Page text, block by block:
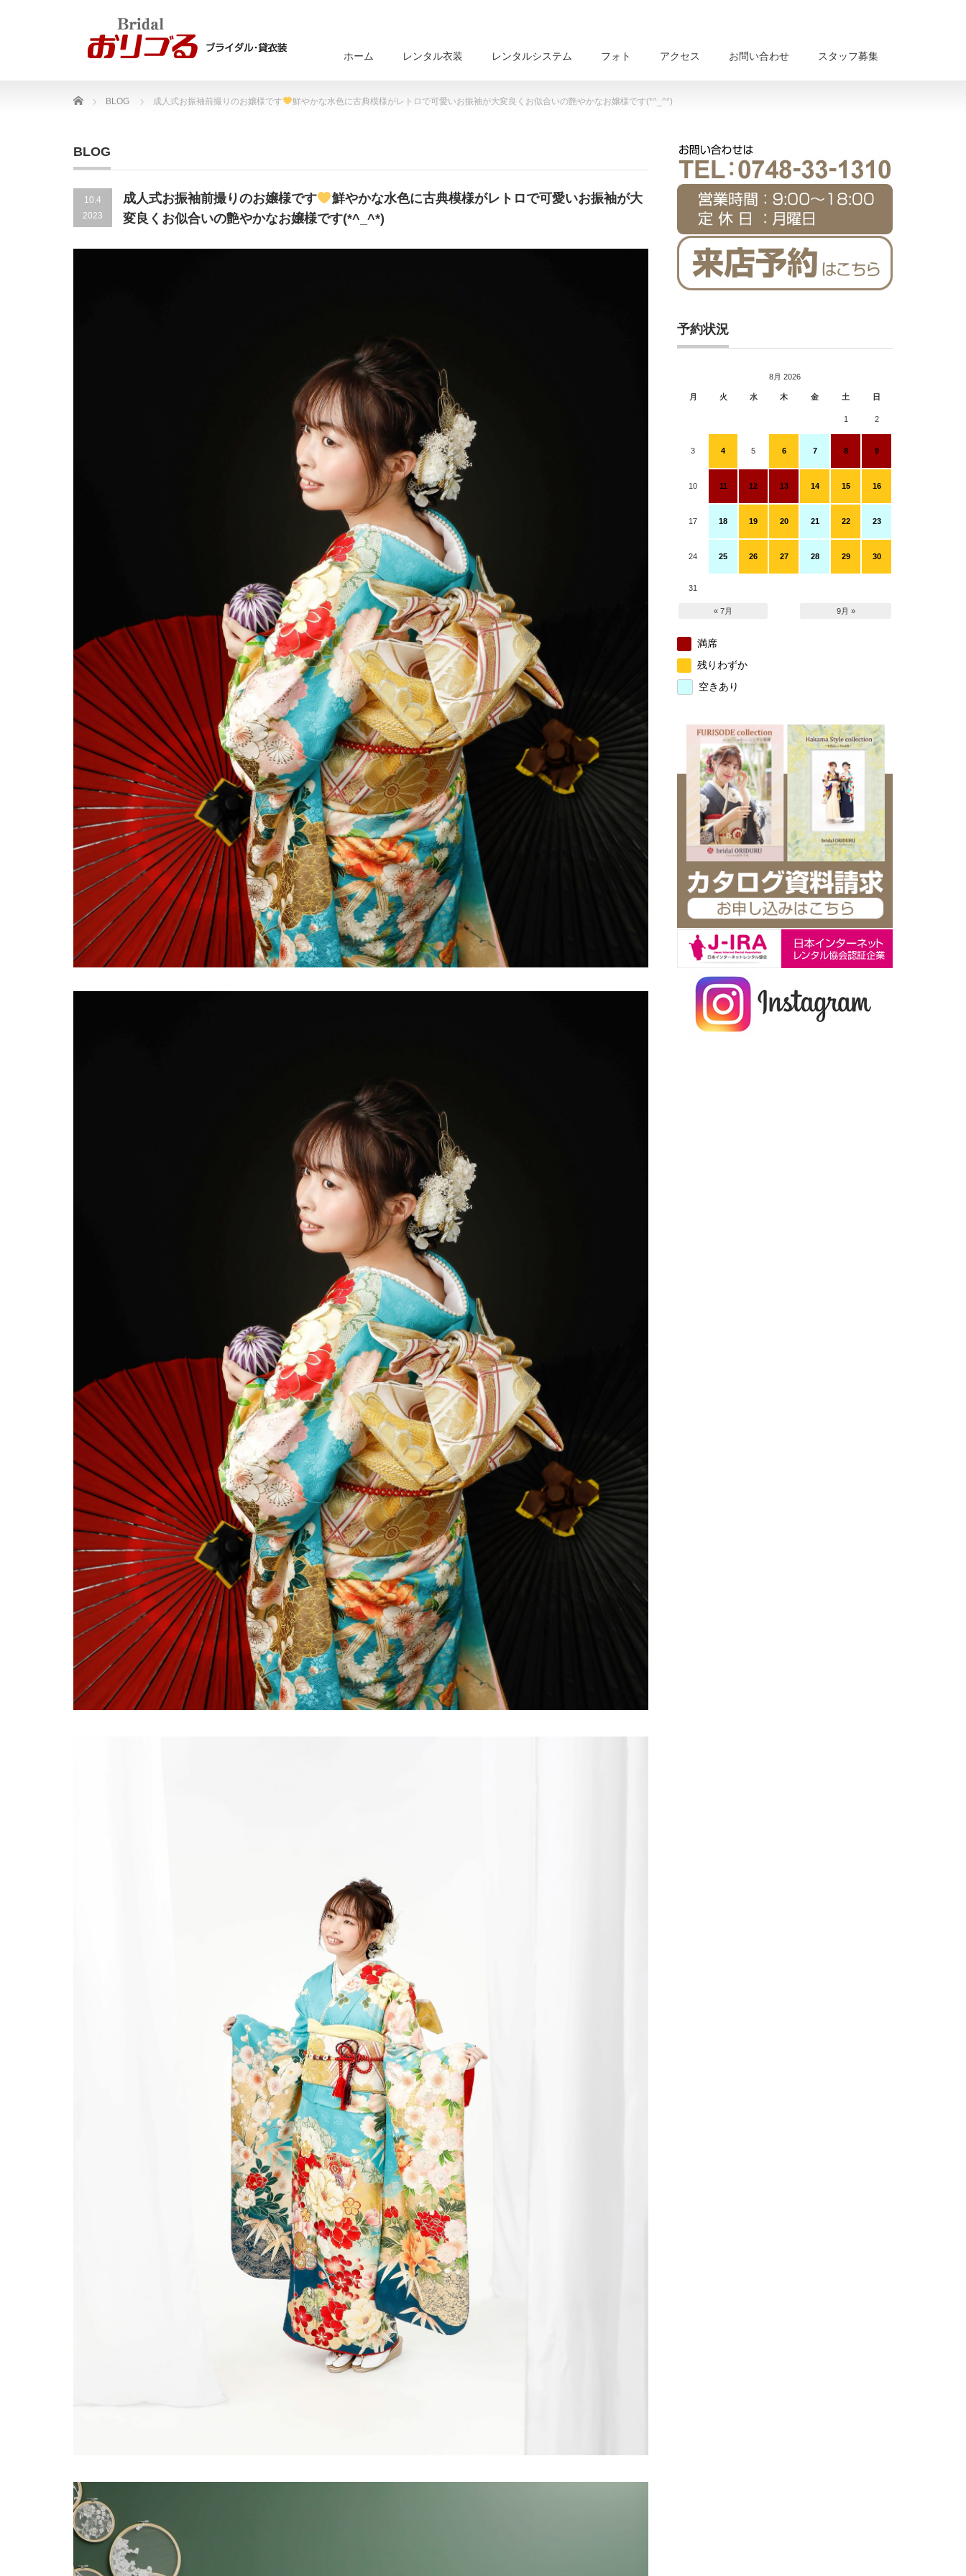
ホーム レンタル衣装 レンタルシステム フォト アクセス お問い合わせ スタッフ募集
Home BLOG 成人式お振袖前撮りのお嬢様です 鮮やかな水色に古典模様がレトロで可愛いお振袖が大変良くお似合いの艶やかなお嬢様です(*^_^*)
BLOG
10.4
2023
成人式お振袖前撮りのお嬢様です
鮮やかな水色に古典模様がレトロで可愛いお振袖が大
変良くお似合いの艶やかなお嬢様です(*^_^*)
予約状況
8月 2026
月 火 水 木 金 土 日
1 2
3 4 5 6 7 8 9
10 11 12 13 14 15 16
17 18 19 20 21 22 23
24 25 26 27 28 29 30
31
« 7月 9月 »
満席
残りわずか
空きあり